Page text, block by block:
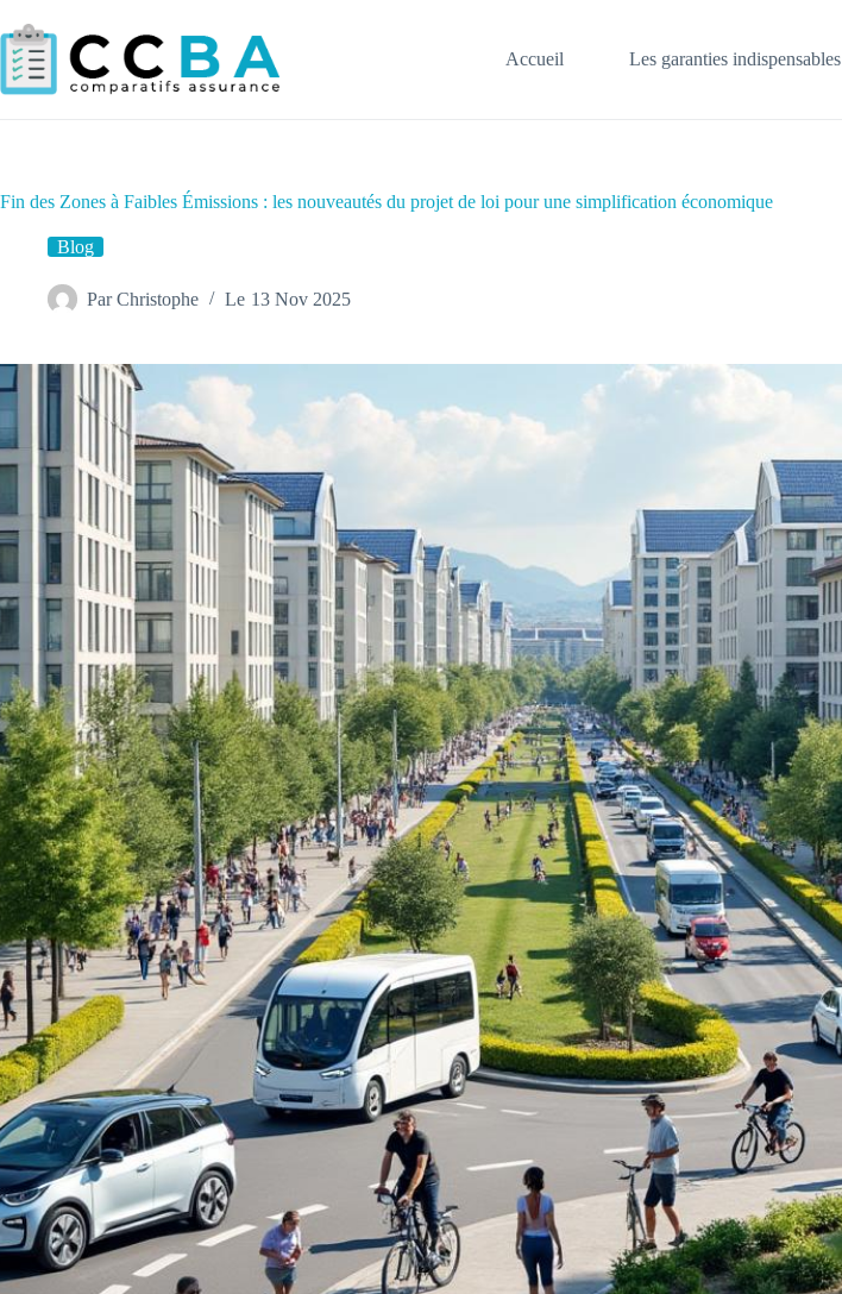
au
contenu
Accueil Les garanties indispensables
Fin des Zones à Faibles Émissions : les nouveautés du projet de loi pour une simplification économique
Blog
Par Christophe Le 13 Nov 2025